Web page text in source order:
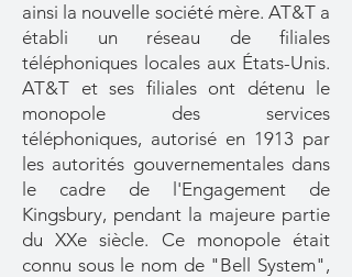
ainsi la nouvelle société mère. AT&T a
établi un réseau de filiales
téléphoniques locales aux États-Unis.
AT&T et ses filiales ont détenu le
monopole des services
téléphoniques, autorisé en 1913 par
les autorités gouvernementales dans
le cadre de l'Engagement de
Kingsbury, pendant la majeure partie
du XXe siècle. Ce monopole était
connu sous le nom de "Bell System",